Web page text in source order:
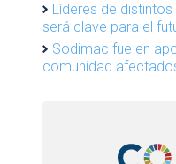
Líderes de
será clave para el
Sodimac fue en
comunidad